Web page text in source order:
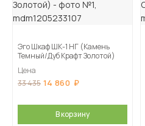
Эго Шкаф ШК-1 НГ (Камень
Темный/Дуб Крафт Золотой)
Цена
33 435 14 860
В корзину